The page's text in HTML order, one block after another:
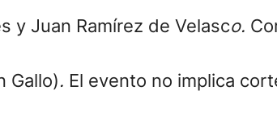
y Juan Ramírez de Velasco.
Gallo). El evento no implica